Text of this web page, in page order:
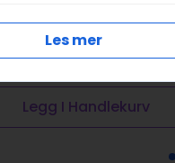
brun
110,00
Legg I Handlekurv
Les mer